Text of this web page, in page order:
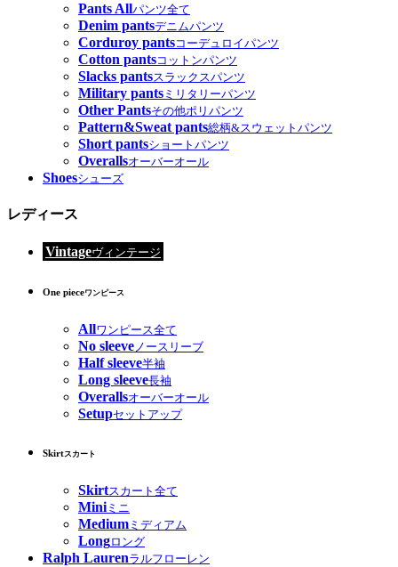
Pants Allパンツ全て
Denim pantsデニムパンツ
Corduroy pantsコーデュロイパンツ
Cotton pantsコットンパンツ
Slacks pantsスラックスパンツ
Military pants ミリタリーパンツ
Other Pantsその他ポリパンツ
Pattern&Sweat pants総柄&スウェットパンツ
Short pantsショートパンツ
Overallsオーバーオール
Shoesシューズ
レディース
Vintageヴィンテージ
One pieceワンピース
Allワンピース全て
No sleeve ノースリーブ
Half sleeve半袖
Long sleeve長袖
Overallsオーバーオール
Setupセットアップ
Skirtスカート
Skirtスカート全て
Miniミニ
Medium ミディアム
Longロング
Ralph Laurenラルフローレン